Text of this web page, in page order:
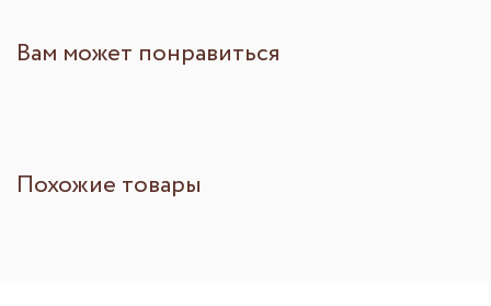
Вам может понравиться
Похожие товары